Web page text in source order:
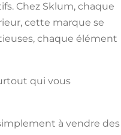
Chez Sklum, chaque
cette marque se
chaque élément
qui vous
à vendre des